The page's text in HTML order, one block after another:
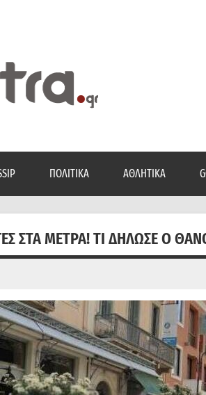
ΠΟΛΙΤΙΚΆ ΑΘΛΗΤΙΚΆ
ΣΤΑ ΜΈΤΡΑ! ΤΙ ΔΉΛΩΣΕ Ο